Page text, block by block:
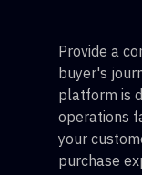
Provide a
buyer's
platform is
operations
your
purchase